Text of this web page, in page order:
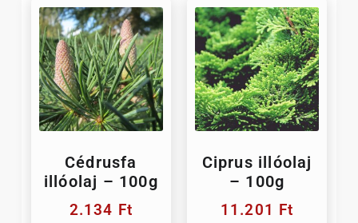
Cédrusfa
illóolaj – 100g
2.134 Ft
Ciprus illóolaj
– 100g
11.201 Ft